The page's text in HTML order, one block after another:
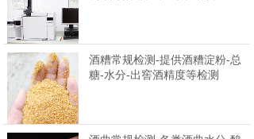
酒糟常规检测-提供酒糟淀粉-总
糖-水分-出窖酒精度等检测